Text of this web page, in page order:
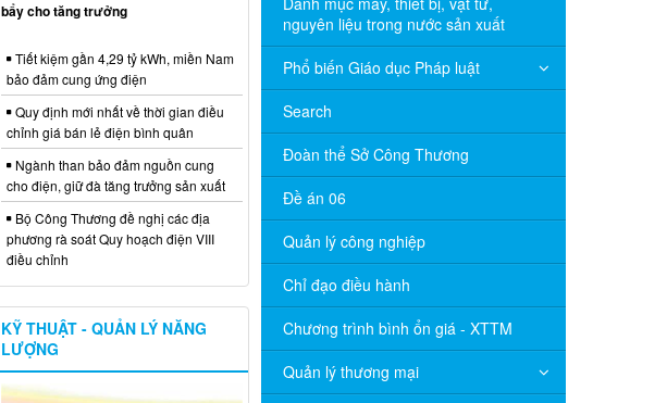
nguyên liệu trong nước sản xuất
Phổ biến Giáo dục Pháp luật
Search
Đoàn thể Sở Công Thương
Đề án 06
Quản lý công nghiệp
Chỉ đạo điều hành
Chương trình bình ổn giá - XTTM
Quản lý thương mại
bẩy cho tăng trưởng
Tiết kiệm gần 4,29 tỷ kWh, miền Nam
bảo đảm cung ứng điện
Quy định mới nhất về thời gian điều
chỉnh giá bán lẻ điện bình quân
Ngành than bảo đảm nguồn cung
cho điện, giữ đà tăng trưởng sản xuất
Bộ Công Thương đề nghị các địa
phương rà soát Quy hoạch điện VIII
điều chỉnh
KỸ THUẬT - QUẢN LÝ NĂNG
LƯỢNG